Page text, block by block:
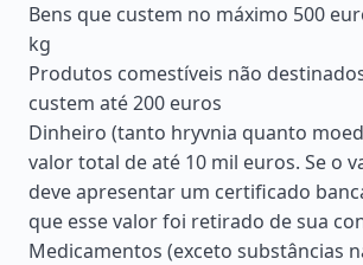
Bens que custem no máximo 500
kg
Produtos comestíveis não
custem até 200 euros
Dinheiro (tanto hryvnia quanto
valor total de até 10 mil euros. Se o
deve apresentar um certificado
que esse valor foi retirado de sua
Medicamentos (exceto substâncias